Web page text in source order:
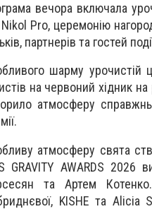
вечора включала
Nikol Pro, церемонію
партнерів та гостей
шарму урочистій
на червоний хідник
атмосферу
атмосферу свята
GRAVITY AWARDS
та Артем
KISHE та Alicia